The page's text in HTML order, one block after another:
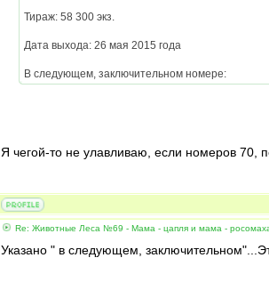
Тираж: 58 300 экз.
Дата выхода: 26 мая 2015 года
В следующем, заключительном номере:
Я чегой-то не улавливаю, если номеров 70,
Re: Животные Леса №69 - Мама - цапля и мама -
Указано " в следующем,